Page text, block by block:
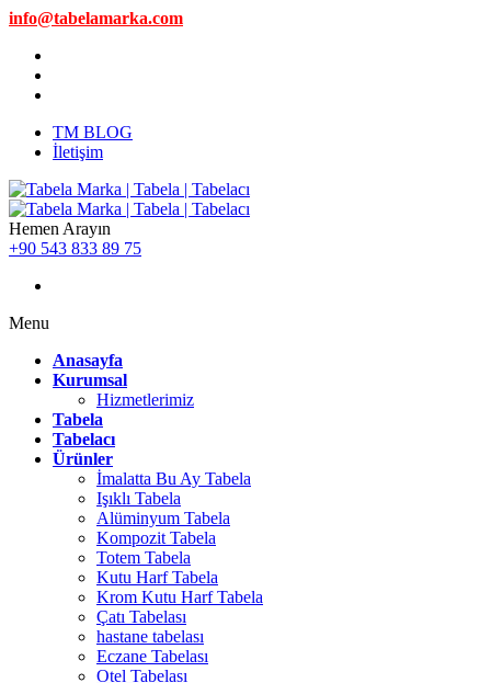
info@tabelamarka.com
TM BLOG
İletişim
Hemen Arayın
+90 543 833 89 75
Menu
Anasayfa
Kurumsal
Hizmetlerimiz
Tabela
Tabelacı
Ürünler
İmalatta Bu Ay Tabela
Işıklı Tabela
Alüminyum Tabela
Kompozit Tabela
Totem Tabela
Kutu Harf Tabela
Krom Kutu Harf Tabela
Çatı Tabelası
hastane tabelası
Eczane Tabelası
Otel Tabelası